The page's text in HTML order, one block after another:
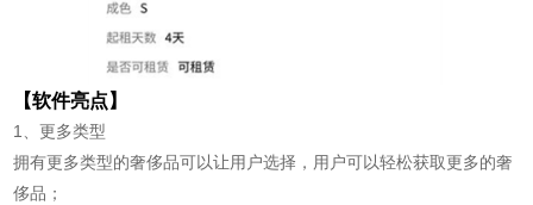
【软件亮点】
1、更多类型
拥有更多类型的奢侈品可以让用户选择，用户可以轻松获取更多的奢
侈品；